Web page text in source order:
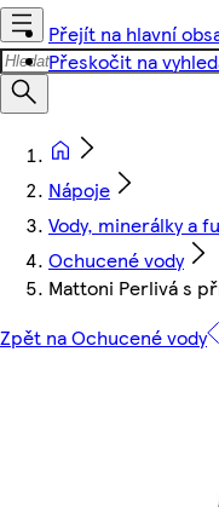
Přejít na hlavní
Přeskočit na
Nápoje
Vody, minerálky a
Ochucené vody
Mattoni Perlivá s
Zpět na Ochucené vody